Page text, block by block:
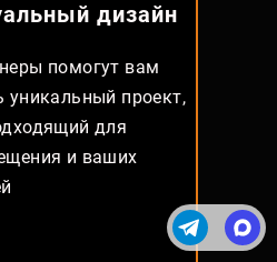
помогут вам
уникальный проект,
для
и ваших
дизайн